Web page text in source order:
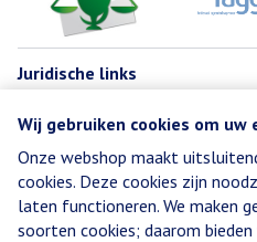
Wij gebruiken cookies om
Onze webshop maakt
cookies. Deze cookies zijn
laten functioneren. We maken
soorten cookies; daarom
Juridische links